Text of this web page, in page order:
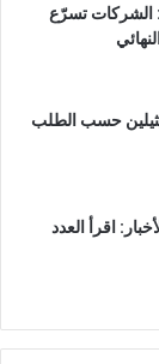
الشركات تسرّع
حسب الطلب
اقرأ العدد